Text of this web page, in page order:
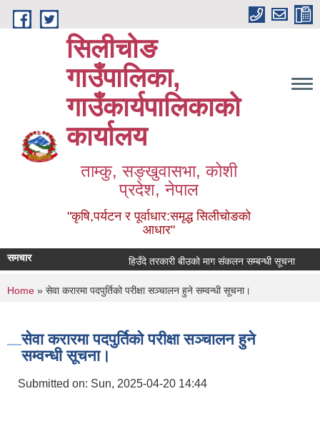
Skip to main content
सिलीचोङ
गाउँपालिका,
गाउँकार्यपालिकाको
कार्यालय
ताम्कु, सङ्‍खुवासभा, कोशी
प्रदेश, नेपाल
"कृषि,पर्यटन र पूर्वाधार:समृद्ध सिलीचोङको
आधार"
समचार हिउँदे तरकारी बीउको माग संकलन सम्बन्धी सूचना
You are here
Home » सेवा करारमा पदपुर्तिको परीक्षा सञ्‍चालन हुने सम्वन्धी सूचना।
सेवा करारमा पदपुर्तिको परीक्षा सञ्‍चालन हुने
सम्वन्धी सूचना।
Submitted on: Sun, 2025-04-20 14:44